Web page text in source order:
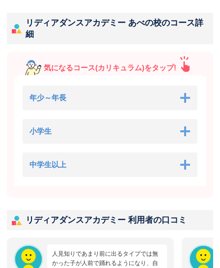
リディアダンスアカデミー あべの校のコース詳
細
気になるコース(カリキュラム)をタップ!
年少～年長
小学生
中学生以上
リディアダンスアカデミー 利用者の口コミ
人見知りであまり前に出るタイプでは無
かった子が人前で踊れるようになり、自